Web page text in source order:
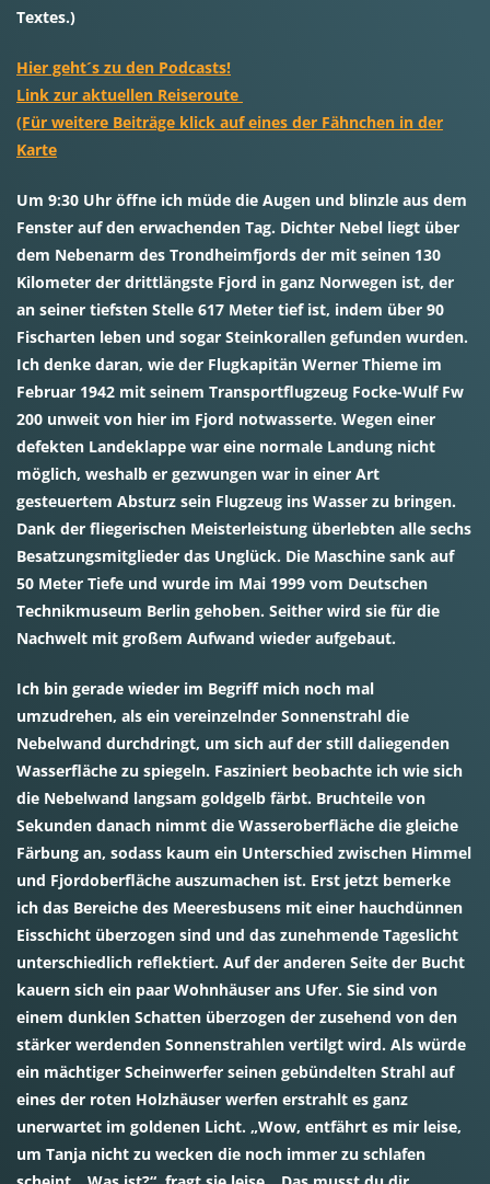
Textes.)
Hier geht´s zu den Podcasts!
Link zur aktuellen Reiseroute
(Für weitere Beiträge klick auf eines der Fähnchen in der
Karte
Um 9:30 Uhr öffne ich müde die Augen und blinzle aus dem
Fenster auf den erwachenden Tag. Dichter Nebel liegt über
dem Nebenarm des Trondheimfjords der mit seinen 130
Kilometer der drittlängste Fjord in ganz Norwegen ist, der
an seiner tiefsten Stelle 617 Meter tief ist, indem über 90
Fischarten leben und sogar Steinkorallen gefunden wurden.
Ich denke daran, wie der Flugkapitän Werner Thieme im
Februar 1942 mit seinem Transportflugzeug Focke-Wulf Fw
200 unweit von hier im Fjord notwasserte. Wegen einer
defekten Landeklappe war eine normale Landung nicht
möglich, weshalb er gezwungen war in einer Art
gesteuertem Absturz sein Flugzeug ins Wasser zu bringen.
Dank der fliegerischen Meisterleistung überlebten alle sechs
Besatzungsmitglieder das Unglück. Die Maschine sank auf
50 Meter Tiefe und wurde im Mai 1999 vom Deutschen
Technikmuseum Berlin gehoben. Seither wird sie für die
Nachwelt mit großem Aufwand wieder aufgebaut.
Ich bin gerade wieder im Begriff mich noch mal
umzudrehen, als ein vereinzelnder Sonnenstrahl die
Nebelwand durchdringt, um sich auf der still daliegenden
Wasserfläche zu spiegeln. Fasziniert beobachte ich wie sich
die Nebelwand langsam goldgelb färbt. Bruchteile von
Sekunden danach nimmt die Wasseroberfläche die gleiche
Färbung an, sodass kaum ein Unterschied zwischen Himmel
und Fjordoberfläche auszumachen ist. Erst jetzt bemerke
ich das Bereiche des Meeresbusens mit einer hauchdünnen
Eisschicht überzogen sind und das zunehmende Tageslicht
unterschiedlich reflektiert. Auf der anderen Seite der Bucht
kauern sich ein paar Wohnhäuser ans Ufer. Sie sind von
einem dunklen Schatten überzogen der zusehend von den
stärker werdenden Sonnenstrahlen vertilgt wird. Als würde
ein mächtiger Scheinwerfer seinen gebündelten Strahl auf
eines der roten Holzhäuser werfen erstrahlt es ganz
unerwartet im goldenen Licht. „Wow, entfährt es mir leise,
um Tanja nicht zu wecken die noch immer zu schlafen